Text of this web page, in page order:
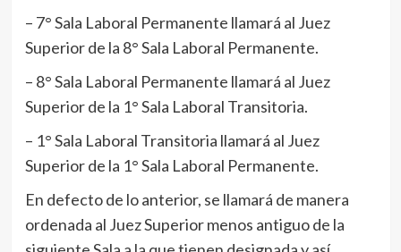
– 7° Sala Laboral Permanente llamará al Juez
Superior de la 8° Sala Laboral Permanente.
– 8° Sala Laboral Permanente llamará al Juez
Superior de la 1° Sala Laboral Transitoria.
– 1° Sala Laboral Transitoria llamará al Juez
Superior de la 1° Sala Laboral Permanente.
En defecto de lo anterior, se llamará de manera
ordenada al Juez Superior menos antiguo de la